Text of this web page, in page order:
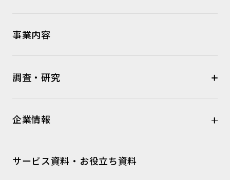
事業内容
調査・研究
企業情報
サービス資料・お役立ち資料